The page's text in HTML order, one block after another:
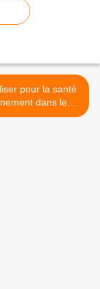
pour la santé
dans les
transports >